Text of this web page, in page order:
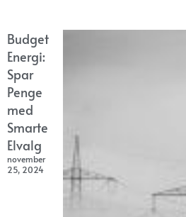
Budget
Energi:
Spar
Penge
med
Smarte
Elvalg
november
25, 2024